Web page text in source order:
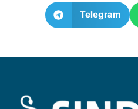
Telegram